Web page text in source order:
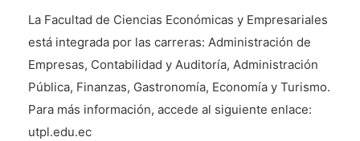
La Facultad de Ciencias Económicas y Empresariales
está integrada por las carreras: Administración de
Empresas, Contabilidad y Auditoría, Administración
Pública, Finanzas, Gastronomía, Economía y Turismo.
Para más información, accede al siguiente enlace:
utpl.edu.ec